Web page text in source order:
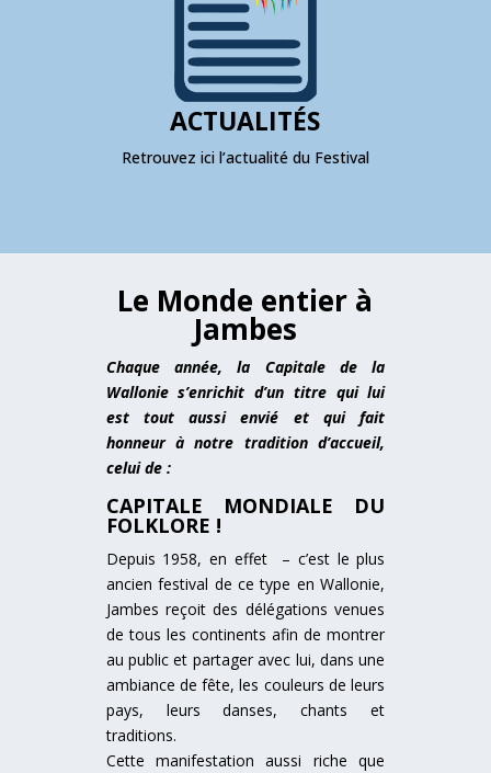
ACTUALITÉS
Retrouvez ici l’actualité du Festival
Le Monde entier à
Jambes
Chaque année, la Capitale de la
Wallonie s’enrichit d’un titre qui lui
est tout aussi envié et qui fait
honneur à notre tradition d’accueil,
celui de :
CAPITALE MONDIALE DU
FOLKLORE !
Depuis 1958, en effet – c’est le plus
ancien festival de ce type en Wallonie,
Jambes reçoit des délégations venues
de tous les continents afin de montrer
au public et partager avec lui, dans une
ambiance de fête, les couleurs de leurs
pays, leurs danses, chants et
traditions.
Cette manifestation aussi riche que